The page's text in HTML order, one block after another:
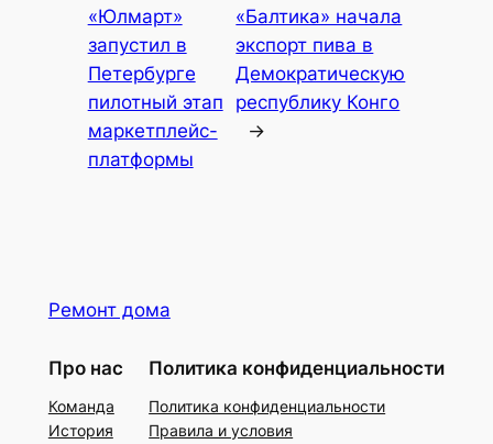
«Юлмарт»
запустил в
Петербурге
пилотный этап
маркетплейс-
платформы
«Балтика» начала
экспорт пива в
Демократическую
республику Конго
→
Ремонт дома
Про нас
Команда
История
Политика конфиденциальности
Политика конфиденциальности
Правила и условия